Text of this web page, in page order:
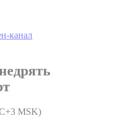
канал
MSK)